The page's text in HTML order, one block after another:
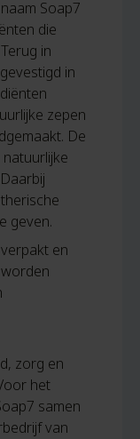
Soap7
die
in
in
zepen
De
geven.
en
zorg en
het
samen
van